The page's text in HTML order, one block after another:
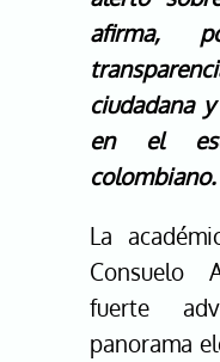
afirma,
ciudadana
en el
colombiano.
La
Consuelo
fuerte
panorama